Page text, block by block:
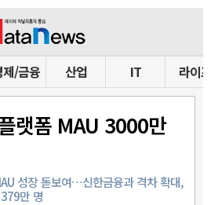
제/금융 산업 IT 라이프
랫폼 MAU 3000만
성장 돋보여…신한금융과 격차 확대,
만 명